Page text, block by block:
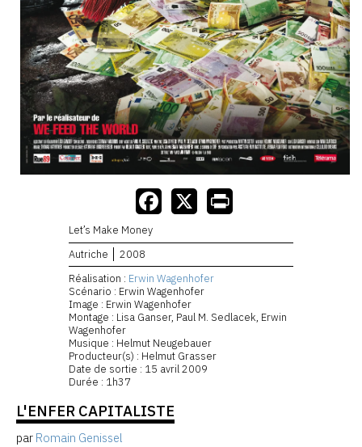
Let’s Make Money
Autriche
2008
Réalisation : Erwin Wagenhofer
Scénario : Erwin Wagenhofer
Image : Erwin Wagenhofer
Montage : Lisa Ganser, Paul M. Sedlacek, Erwin
Wagenhofer
Musique : Helmut Neugebauer
Producteur(s) : Helmut Grasser
Date de sortie : 15 avril 2009
Durée : 1h37
L'ENFER CAPITALISTE
par Romain Genissel